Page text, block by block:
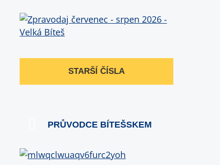
STARŠÍ ČÍSLA
PRŮVODCE BÍTEŠSKEM